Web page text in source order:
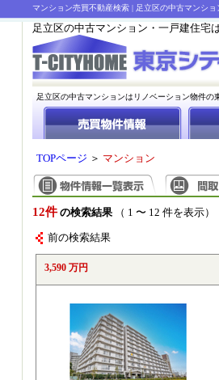
マンション売買不動産検索 | 足立区の中古マンシ
足立区の中古マンション・一戸建住宅
足立区の中古マンションはリノベーション物件の
TOPページ ＞ マンション
12件 の検索結果 （ 1 〜 12 件を表示）
前の検索結果
3,590 万円